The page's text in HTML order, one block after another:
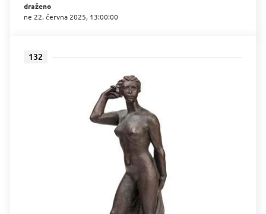
draženo
ne 22. června 2025, 13:00:00
132